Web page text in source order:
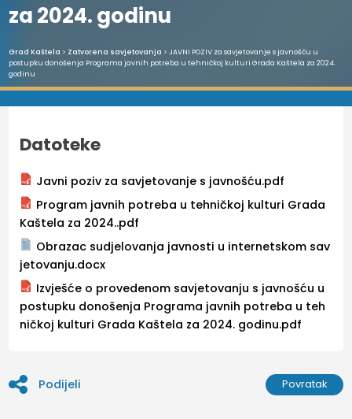
za 2024. godinu
Grad Kaštela > Zatvorena savjetovanja > JAVNI POZIV za savjetovanje s javnošću u
postupku donošenja Programa javnih potreba u tehničkoj kulturi Grada Kaštela za 2024.
godinu
Datoteke
Javni poziv za savjetovanje s javnošću.pdf
Program javnih potreba u tehničkoj kulturi Grada
Kaštela za 2024..pdf
Obrazac sudjelovanja javnosti u internetskom sav
jetovanju.docx
Izvješće o provedenom savjetovanju s javnošću u
postupku donošenja Programa javnih potreba u teh
ničkoj kulturi Grada Kaštela za 2024. godinu.pdf
Podijeli Povratak